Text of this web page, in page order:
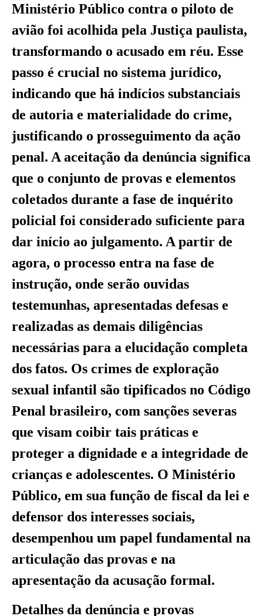
Ministério Público contra o piloto de
avião foi acolhida pela Justiça paulista,
transformando o acusado em réu. Esse
passo é crucial no sistema jurídico,
indicando que há indícios substanciais
de autoria e materialidade do crime,
justificando o prosseguimento da ação
penal. A aceitação da denúncia significa
que o conjunto de provas e elementos
coletados durante a fase de inquérito
policial foi considerado suficiente para
dar início ao julgamento. A partir de
agora, o processo entra na fase de
instrução, onde serão ouvidas
testemunhas, apresentadas defesas e
realizadas as demais diligências
necessárias para a elucidação completa
dos fatos. Os crimes de exploração
sexual infantil são tipificados no Código
Penal brasileiro, com sanções severas
que visam coibir tais práticas e
proteger a dignidade e a integridade de
crianças e adolescentes. O Ministério
Público, em sua função de fiscal da lei e
defensor dos interesses sociais,
desempenhou um papel fundamental na
articulação das provas e na
apresentação da acusação formal.
Detalhes da denúncia e provas